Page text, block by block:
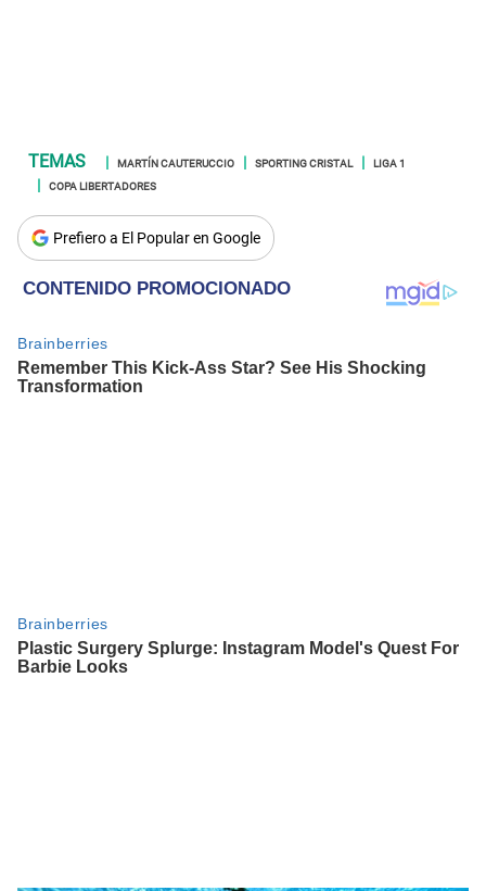
MARTÍN CAUTERUCCIO SPORTING CRISTAL
LIGA 1
COPA LIBERTADORES
Prefiero a El Popular en Google